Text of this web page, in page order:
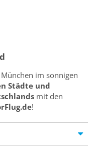
im sonnigen
Städte und
mit den
!